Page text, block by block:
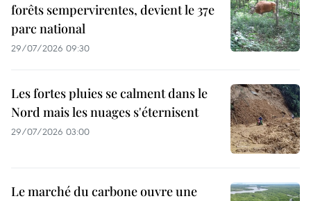
forêts sempervirentes, devient le 37e
parc national
29/07/2026 09:30
Les fortes pluies se calment dans le
Nord mais les nuages s'éternisent
29/07/2026 03:00
Le marché du carbone ouvre une